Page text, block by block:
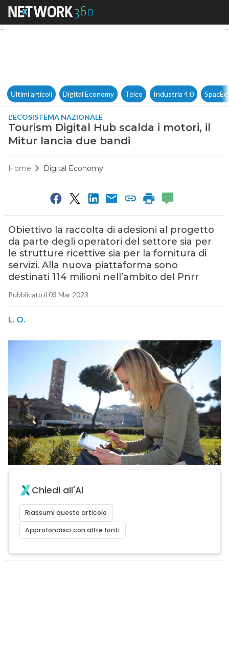
Tourism Digital Hub scalda i
Ultimi articoli Digital Economy Telco Industria 4.0
L'ECOSISTEMA NAZIONALE
Tourism Digital Hub scalda i motori, il
Mitur lancia due bandi
Home Digital Economy
Obiettivo la raccolta di adesioni al progetto
da parte degli operatori del settore sia per
le strutture ricettive sia per la fornitura di
servizi. Alla nuova piattaforma sono
destinati 114 milioni nell’ambito del Pnrr
Pubblicato il 03 Mar 2023
L. O.
Chiedi all'AI
Riassumi questo articolo
Approfondisci con altre fonti